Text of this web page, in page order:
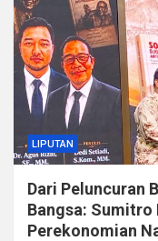
LIPUTAN
Dari Peluncuran
Bangsa: Sumitro
Perekonomian